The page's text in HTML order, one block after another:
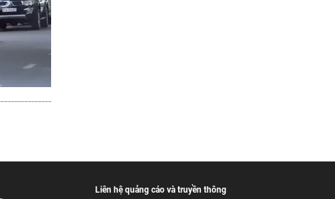
Liên hệ quảng cáo và truyền thông